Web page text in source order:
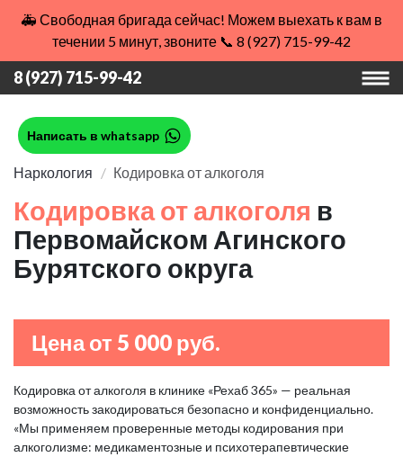
🚑 Свободная бригада сейчас! Можем выехать к вам в
течении 5 минут, звоните 📞 8 (927) 715-99-42
8 (927) 715-99-42
Написать в whatsapp
Наркология Кодировка от алкоголя
Кодировка от алкоголя в
Первомайском Агинского
Бурятского округа
Цена от 5 000 руб.
Кодировка от алкоголя в клинике «Рехаб 365» — реальная
возможность закодироваться безопасно и конфиденциально.
«Мы применяем проверенные методы кодирования при
алкоголизме: медикаментозные и психотерапевтические